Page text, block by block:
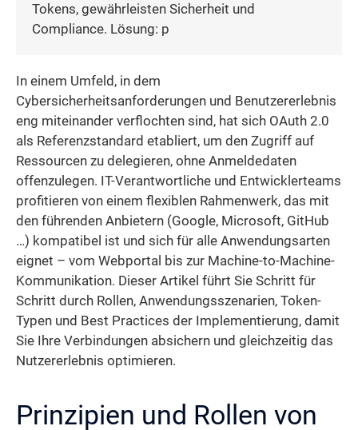
Tokens, gewährleisten Sicherheit und
Compliance. Lösung: p
In einem Umfeld, in dem
Cybersicherheitsanforderungen und Benutzererlebnis
eng miteinander verflochten sind, hat sich OAuth 2.0
als Referenzstandard etabliert, um den Zugriff auf
Ressourcen zu delegieren, ohne Anmeldedaten
offenzulegen. IT-Verantwortliche und Entwicklerteams
profitieren von einem flexiblen Rahmenwerk, das mit
den führenden Anbietern (Google, Microsoft, GitHub
…) kompatibel ist und sich für alle Anwendungsarten
eignet – vom Webportal bis zur Machine-to-Machine-
Kommunikation. Dieser Artikel führt Sie Schritt für
Schritt durch Rollen, Anwendungs­szenarien, Token-
Typen und Best Practices der Implementierung, damit
Sie Ihre Verbindungen absichern und gleichzeitig das
Nutzererlebnis optimieren.
Prinzipien und Rollen von